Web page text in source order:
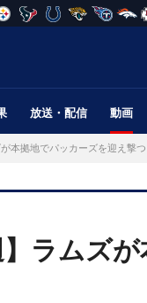
放送・配信 動画
本拠地でパッカーズを迎え撃つ
】ラムズ